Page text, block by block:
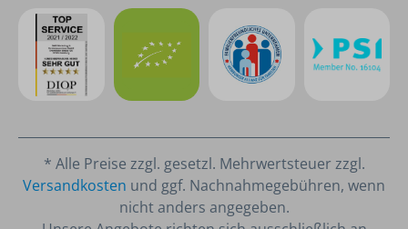
* Alle Preise zzgl. gesetzl. Mehrwertsteuer zzgl.
Versandkosten und ggf. Nachnahmegebühren, wenn
nicht anders angegeben.